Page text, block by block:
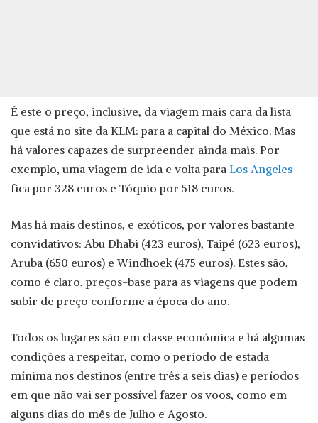
É este o preço, inclusive, da viagem mais cara da lista
que está no site da KLM: para a capital do México. Mas
há valores capazes de surpreender ainda mais. Por
exemplo, uma viagem de ida e volta para Los Angeles
fica por 328 euros e Tóquio por 518 euros.
Mas há mais destinos, e exóticos, por valores bastante
convidativos: Abu Dhabi (423 euros), Taipé (623 euros),
Aruba (650 euros) e Windhoek (475 euros). Estes são,
como é claro, preços-base para as viagens que podem
subir de preço conforme a época do ano.
Todos os lugares são em classe económica e há algumas
condições a respeitar, como o período de estada
mínima nos destinos (entre três a seis dias) e períodos
em que não vai ser possível fazer os voos, como em
alguns dias do mês de Julho e Agosto.